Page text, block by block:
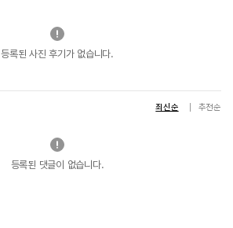
등록된 사진 후기가 없습니다.
최신순 추천순
등록된 댓글이 없습니다.